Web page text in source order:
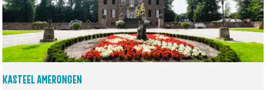
l
G
o
eKASTEEL AMERONGEN